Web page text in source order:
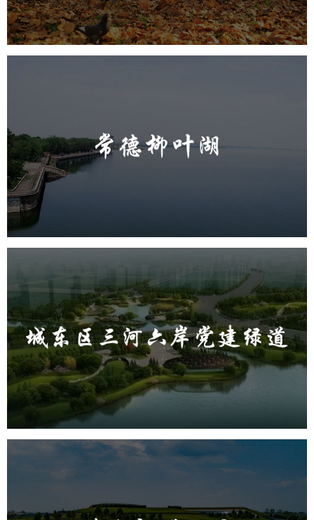
智能体测
旅游休闲
城东区三河六岸党建绿道
旅游休闲 公园 AI人工智能 智慧公园
智能步道
AR太极
智能大数据平台